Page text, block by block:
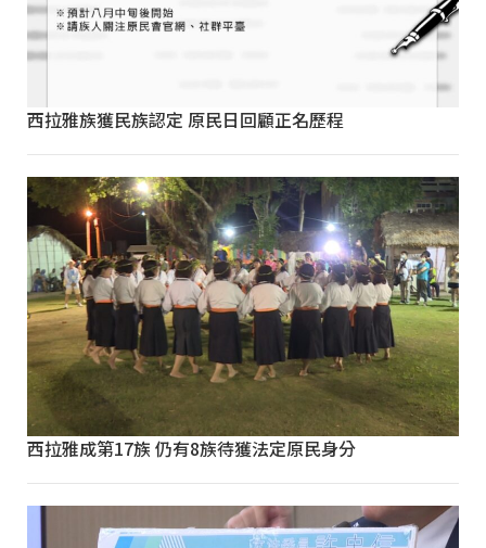
西拉雅族獲民族認定 原民日回顧正名歷程
西拉雅成第17族 仍有8族待獲法定原民身分